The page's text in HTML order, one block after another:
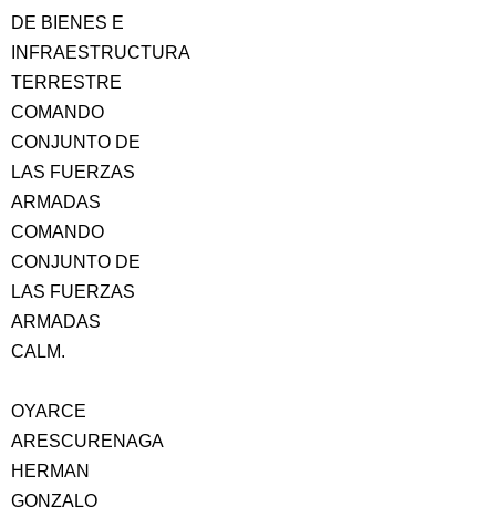
DE BIENES E
INFRAESTRUCTURA
TERRESTRE
COMANDO
CONJUNTO DE
LAS FUERZAS
ARMADAS
COMANDO
CONJUNTO DE
LAS FUERZAS
ARMADAS
CALM.
OYARCE
ARESCURENAGA
HERMAN
GONZALO